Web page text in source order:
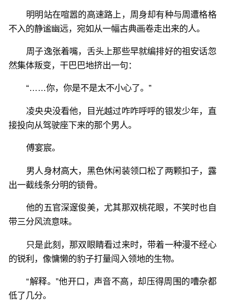
明明站在喧嚣的高速路上，周身却有种与周遭格格
不入的静谧幽远，宛如从一幅古典画卷走出来的人。
周子逸张着嘴，舌头上那些早就编排好的祖安话忽
然集体叛变，干巴巴地挤出一句：
“……你，你是不是太不小心了。”
凌央央没看他，目光越过咋咋呼呼的银发少年，直
接投向从驾驶座下来的那个男人。
傅宴宸。
男人身材高大，黑色休闲装领口松了两颗扣子，露
出一截线条分明的锁骨。
他的五官深邃俊美，尤其那双桃花眼，不笑时也自
带三分风流意味。
只是此刻，那双眼睛看过来时，带着一种漫不经心
的锐利，像慵懒的豹子打量闯入领地的生物。
“解释。”他开口，声音不高，却压得周围的嘈杂都
低了几分。